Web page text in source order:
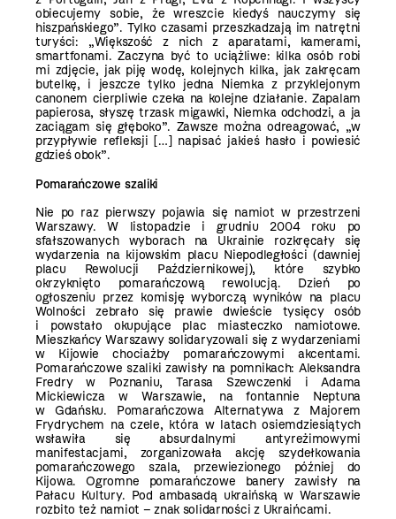
obiecujemy sobie, że wreszcie kiedyś nauczymy się
hiszpańskiego”. Tylko czasami przeszkadzają im natrętni
turyści: „Większość z nich z aparatami, kamerami,
smartfonami. Zaczyna być to uciążliwe: kilka osób robi
mi zdjęcie, jak piję wodę, kolejnych kilka, jak zakręcam
butelkę, i jeszcze tylko jedna Niemka z przyklejonym
canonem cierpliwie czeka na kolejne działanie. Zapalam
papierosa, słyszę trzask migawki, Niemka odchodzi, a ja
zaciągam się głęboko”. Zawsze można odreagować, „w
przypływie refleksji […] napisać jakieś hasło i powiesić
gdzieś obok”.
Pomarańczowe szaliki
Nie po raz pierwszy pojawia się namiot w przestrzeni
Warszawy. W listopadzie i grudniu 2004 roku po
sfałszowanych wyborach na Ukrainie rozkręcały się
wydarzenia na kijowskim placu Niepodległości (dawniej
placu Rewolucji Październikowej), które szybko
okrzyknięto pomarańczową rewolucją. Dzień po
ogłoszeniu przez komisję wyborczą wyników na placu
Wolności zebrało się prawie dwieście tysięcy osób
i powstało okupujące plac miasteczko namiotowe.
Mieszkańcy Warszawy solidaryzowali się z wydarzeniami
w Kijowie chociażby pomarańczowymi akcentami.
Pomarańczowe szaliki zawisły na pomnikach: Aleksandra
Fredry w Poznaniu, Tarasa Szewczenki i Adama
Mickiewicza w Warszawie, na fontannie Neptuna
w Gdańsku. Pomarańczowa Alternatywa z Majorem
Frydrychem na czele, która w latach osiemdziesiątych
wsławiła się absurdalnymi antyreżimowymi
manifestacjami, zorganizowała akcję szydełkowania
pomarańczowego szala, przewiezionego później do
Kijowa. Ogromne pomarańczowe banery zawisły na
Pałacu Kultury. Pod ambasadą ukraińską w Warszawie
rozbito też namiot – znak solidarności z Ukraińcami.